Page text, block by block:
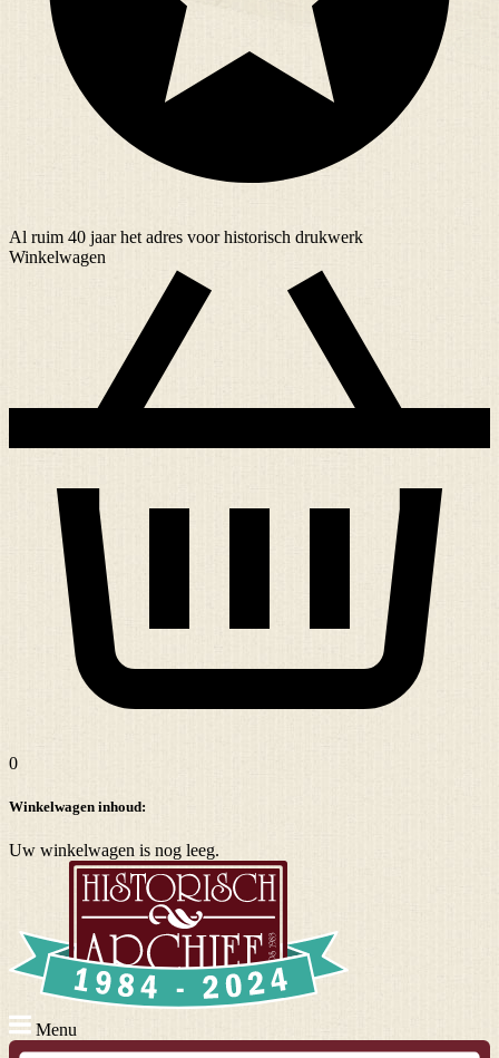
Al ruim 40 jaarhet adres voor historisch drukwerk
Winkelwagen
0
Winkelwagen inhoud:
Uw winkelwagen is nog leeg.
Menu